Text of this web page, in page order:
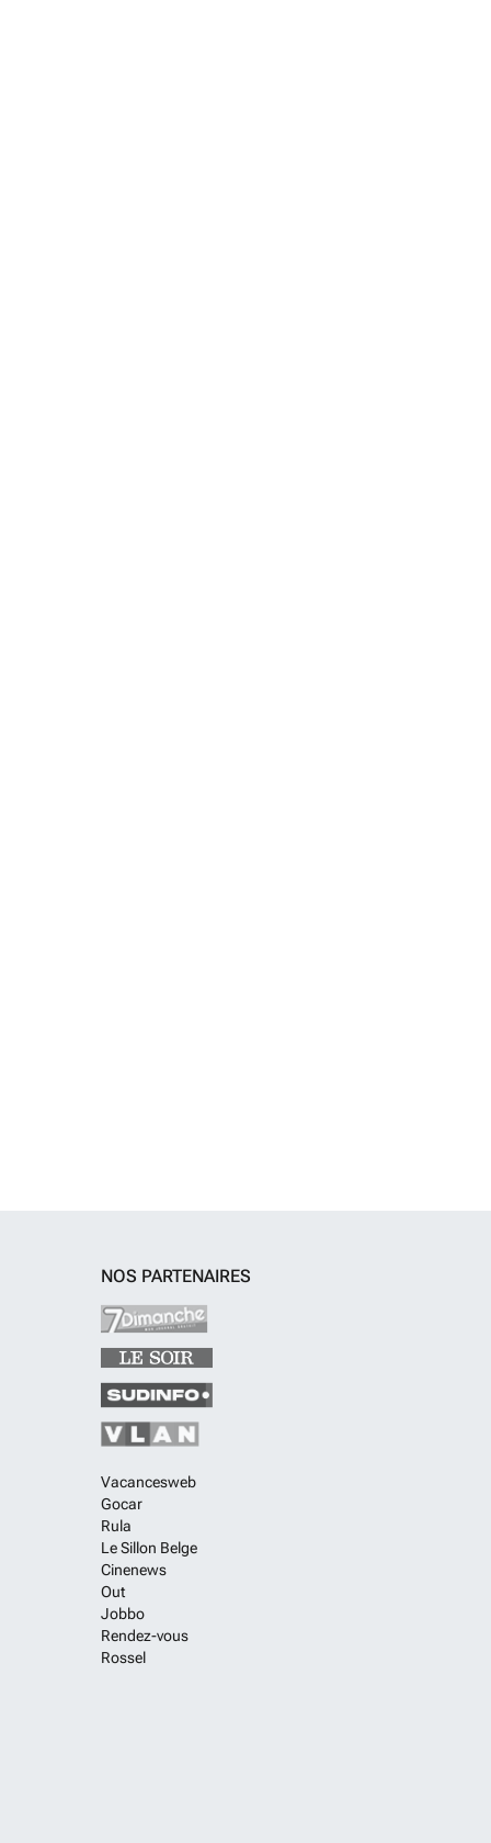
NOS PARTENAIRES
Vacancesweb
Gocar
Rula
Le Sillon Belge
Cinenews
Out
Jobbo
Rendez-vous
Rossel